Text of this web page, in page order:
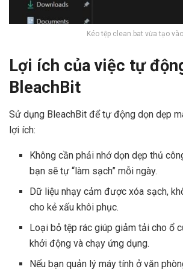
Kéo tệp clean.bat vừa tạo vào
Lợi ích của việc tự
BleachBit
Sử dụng BleachBit để tự động dọn dẹp
lợi ích:
Không cần phải nhớ dọn dẹp thủ
bạn sẽ tự “làm sạch” mỗi ngày.
Dữ liệu nhạy cảm được xóa sạch,
cho kẻ xấu khôi phục.
Loại bỏ tệp rác giúp giảm tải cho ổ
khởi động và chạy ứng dụng.
Nếu bạn quản lý máy tính ở văn